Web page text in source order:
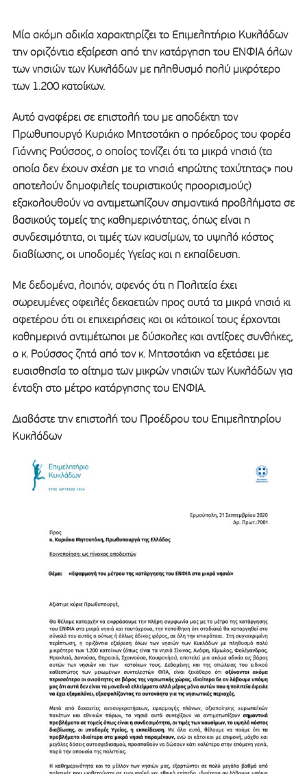
Μία ακόμη αδικία χαρακτηρίζει το Επιμελητήριο Κυκλάδων
την οριζόντια εξαίρεση από την κατάργηση του ΕΝΦΙΑ όλων
των νησιών των Κυκλάδων με πληθυσμό πολύ μικρότερο
των 1.200 κατοίκων.
Αυτό αναφέρει σε επιστολή του με αποδέκτη τον
Πρωθυπουργό Κυριάκο Μητσοτάκη ο πρόεδρος του φορέα
Γιάννης Ρούσσος, ο οποίος τονίζει ότι τα μικρά νησιά (τα
οποία δεν έχουν σχέση με τα νησιά «πρώτης ταχύτητας» που
αποτελούν δημοφιλείς τουριστικούς προορισμούς)
εξακολουθούν να αντιμετωπίζουν σημαντικά προβλήματα σε
βασικούς τομείς της καθημερινότητας, όπως είναι η
συνδεσιμότητα, οι τιμές των καυσίμων, το υψηλό κόστος
διαβίωσης, οι υποδομές Υγείας και η εκπαίδευση.
Με δεδομένα, λοιπόν, αφενός ότι η Πολιτεία έχει
σωρευμένες οφειλές δεκαετιών προς αυτά τα μικρά νησιά κι
αφετέρου ότι οι επιχειρήσεις και οι κάτοικοί τους έρχονται
καθημερινά αντιμέτωποι με δύσκολες και αντίξοες συνθήκες,
ο κ. Ρούσσος ζητά από τον κ. Μητσοτάκη να εξετάσει με
ευαισθησία το αίτημα των μικρών νησιών των Κυκλάδων για
ένταξη στο μέτρο κατάργησης του ΕΝΦΙΑ.
Διαβάστε την επιστολή του Προέδρου του Επιμελητηρίου
Κυκλάδων